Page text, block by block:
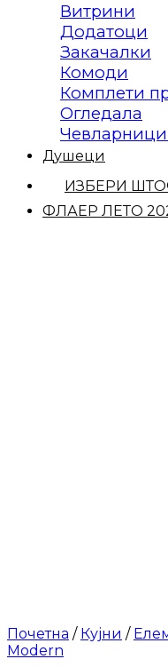
Витрини
Додатоци
Закачалки
Комоди
Комплети
Огледала
Чевларници
Душеци
ИЗБЕРИ
ФЛАЕР ЛЕТО
Почетна / Кујни /
Modern